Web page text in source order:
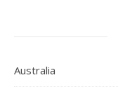
Australia